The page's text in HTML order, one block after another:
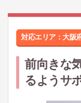
対応エリア：大阪
前向きな
るようサ